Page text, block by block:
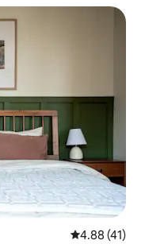
レビュー41
4.88 (41)